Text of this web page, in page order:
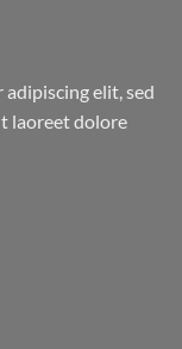
elit, sed
laoreet dolore